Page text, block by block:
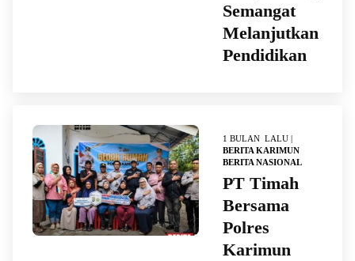
Semangat
Melanjutkan
Pendidikan
1 BULAN LALU |
BERITA KARIMUN
BERITA NASIONAL
PT Timah
Bersama
Polres
Karimun